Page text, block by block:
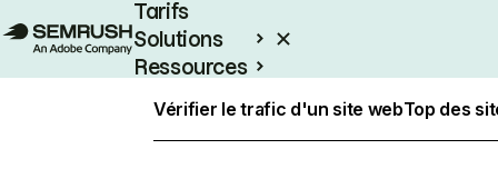
Tarifs
Solutions
Ressources
Vérifier le trafic d'un site webTop des